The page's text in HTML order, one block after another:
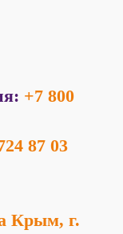
+7 800
87 03
Крым, г.